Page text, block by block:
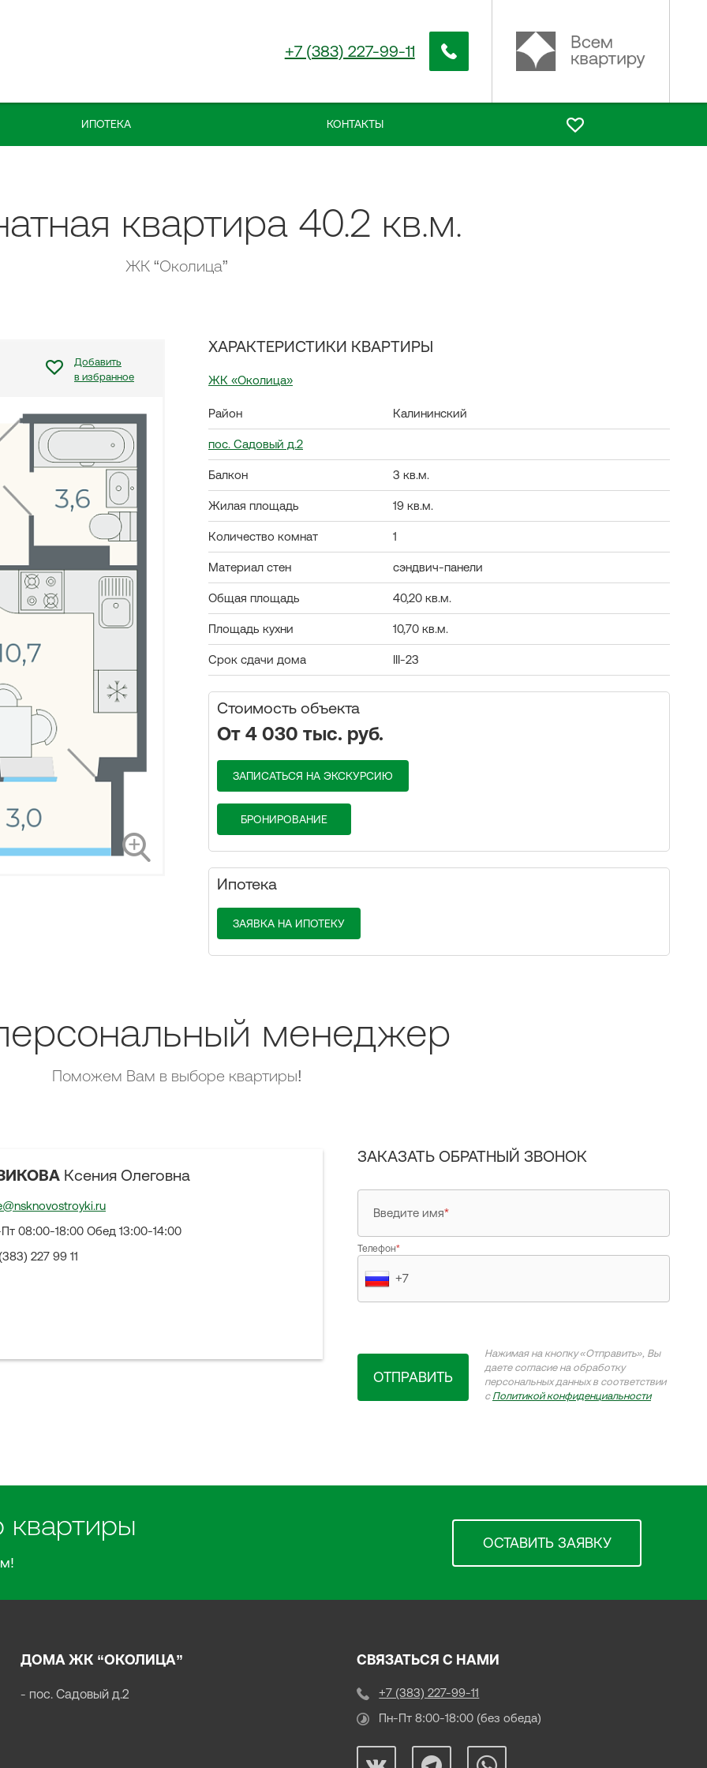
+7 (383) 227-99-11
ИПОТЕКА КОНТАКТЫ
квартира 40.2 кв.м.
ЖК “Околица”
Добавить
в избранное
ХАРАКТЕРИСТИКИ КВАРТИРЫ
ЖК «Околица»
Район Калининский
пос. Садовый д.2
Балкон 3 кв.м.
Жилая площадь 19 кв.м.
Количество комнат 1
Материал стен сэндвич-панели
Общая площадь 40,20 кв.м.
Площадь кухни 10,70 кв.м.
Срок сдачи дома III-23
Стоимость объекта
От 4 030 тыс. руб.
ЗАПИСАТЬСЯ НА ЭКСКУРСИЮ
БРОНИРОВАНИЕ
Ипотека
ЗАЯВКА НА ИПОТЕКУ
менеджер
Поможем Вам в выборе квартиры!
Ксения Олеговна
08:00-18:00 Обед 13:00-14:00
227 99 11
ЗАКАЗАТЬ ОБРАТНЫЙ ЗВОНОК
Введите имя*
Телефон*
ОТПРАВИТЬ
Нажимая на кнопку «Отправить», Вы
даете согласие на обработку
персональных данных в соответствии
с Политикой конфиденциальности
квартиры
ОСТАВИТЬ ЗАЯВКУ
ДОМА ЖК “ОКОЛИЦА”
- пос. Садовый д.2
СВЯЗАТЬСЯ С НАМИ
+7 (383) 227-99-11
Пн-Пт 8:00-18:00 (без обеда)